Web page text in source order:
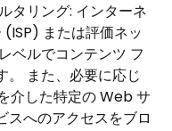
タリング: インターネ
または評価ネッ
ベルでコンテンツ フ
。 また、必要に応じ
介した特定の Web サ
スへのアクセスをブロ